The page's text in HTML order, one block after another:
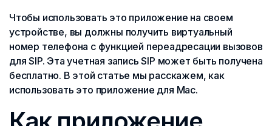
Чтобы использовать это приложение на своем
устройстве, вы должны получить виртуальный
номер телефона с функцией переадресации вызовов
для SIP. Эта учетная запись SIP может быть получена
бесплатно. В этой статье мы расскажем, как
использовать это приложение для Mac.